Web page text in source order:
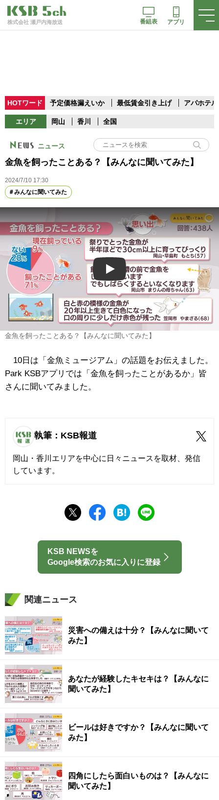
株式会社 瀬戸内海放送 番組表 アプリ
HOTワード 予定価格漏えいか 最低賃金引き上げ アパホテル
エリア 岡山 香川 全国
ニュース
金魚を飼ったことある？【みんなに聞いてみた】
2024/7/10 17:30
みんなに聞いてみた
Play
金魚を飼ったことある？【みんなに聞いてみた】
10日は「金魚ミュージアム」の話題をお伝えました。
Park KSBアプリでは「金魚を飼ったことがあるか」皆
さんに聞いてみました。
執筆：KSB報道
岡山・香川エリアを中心に日々ニュースを取材、発信
しています。
KSB NEWSを
Google検索のお気に入りに登録
関連ニュース
災害への備えは十分？【みんなに聞いて
みた】
あなたが経験したキセキは？【みんなに
聞いてみた】
ビールは好きですか？【みんなに聞いて
みた】
四角にしたら面白いものは？【みんなに
聞いてみた】